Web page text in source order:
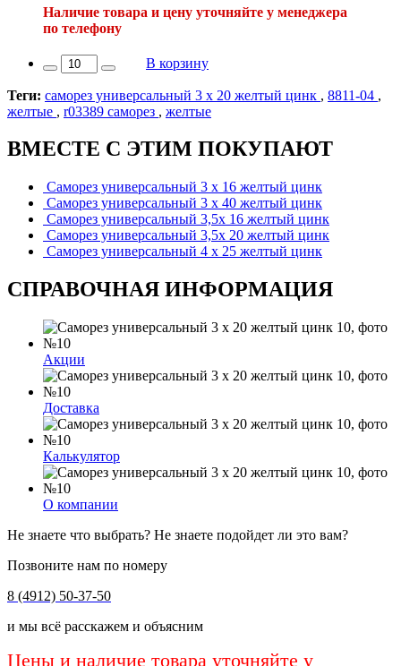
Наличие товара и цену уточняйте у менеджера
по телефону
В корзину
Теги: саморез универсальный 3 х 20 желтый цинк , 8811-04 ,
желтые , r03389 саморез , желтые
ВМЕСТЕ С ЭТИМ ПОКУПАЮТ
Саморез универсальный 3 х 16 желтый цинк
Саморез универсальный 3 х 40 желтый цинк
Саморез универсальный 3,5х 16 желтый цинк
Саморез универсальный 3,5х 20 желтый цинк
Саморез универсальный 4 х 25 желтый цинк
СПРАВОЧНАЯ ИНФОРМАЦИЯ
Акции
Доставка
Калькулятор
О компании
Не знаете что выбрать? Не знаете подойдет ли это вам?
Позвоните нам по номеру
8 (4912) 50-37-50
и мы всё расскажем и объясним
Цены и наличие товара уточняйте у